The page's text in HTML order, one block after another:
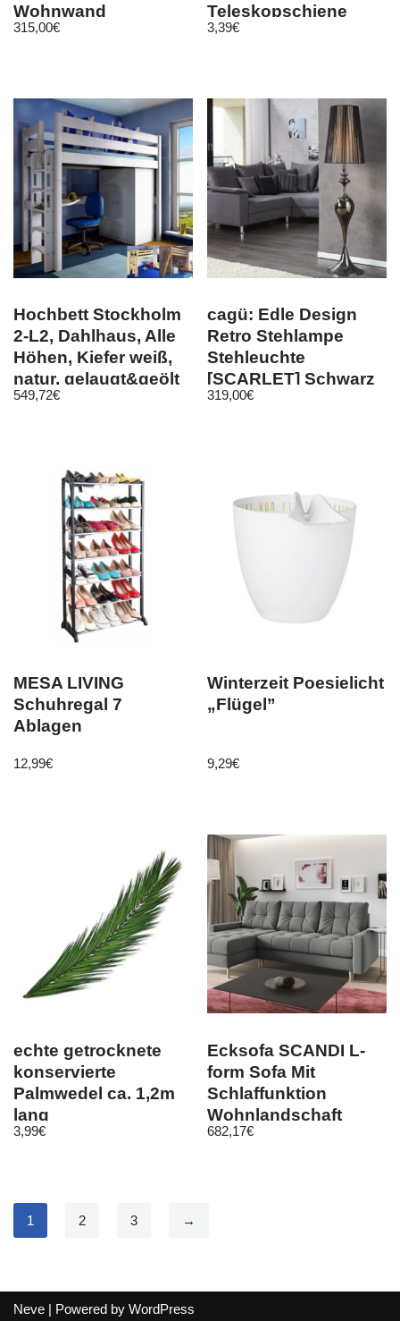
Wohnwand
Kollektion
315,00€
Teleskopschiene
Führungsschiene
3,39€
Hochbett Stockholm
2-L2, Dahlhaus, Alle
Höhen, Kiefer weiß,
natur, gelaugt&geölt
549,72€
cagü: Edle Design
Retro Stehlampe
Stehleuchte
[SCARLET] Schwarz
Standfuß Metall
319,00€
MESA LIVING
Schuhregal 7
Ablagen
12,99€
Winterzeit Poesielicht
„Flügel”
9,29€
echte getrocknete
konservierte
Palmwedel ca. 1,2m
lang
3,99€
Ecksofa SCANDI L-
form Sofa Mit
Schlaffunktion
Wohnlandschaft
Wohnzimmer L
682,17€
1 2 3 →
Neve | Powered by WordPress